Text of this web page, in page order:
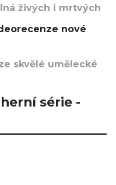
živých i mrtvých
nové
skvělé umělecké
série -